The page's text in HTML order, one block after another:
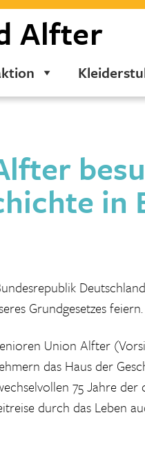
Alfter
in
Grundgesetzes feiern.
Union Alfter
das Haus der
75 Jahre der
durch das Leben